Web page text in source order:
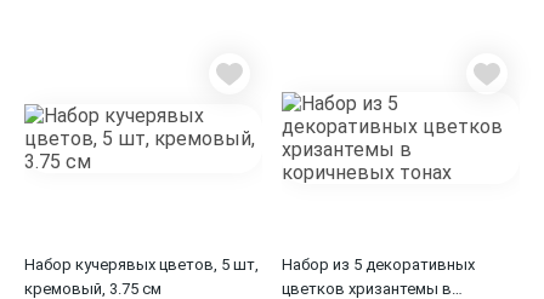
Набор кучерявых цветов, 5 шт,
кремовый, 3.75 см
Набор из 5 декоративных
цветков хризантемы в